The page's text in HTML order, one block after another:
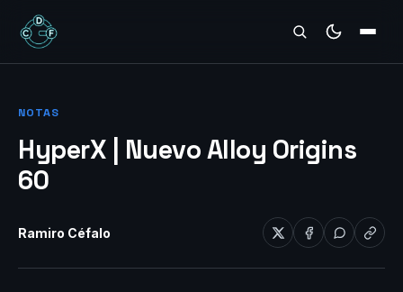
REVIEWS
NOTAS
HyperX | Nuevo Alloy Origins
60
Ramiro Céfalo